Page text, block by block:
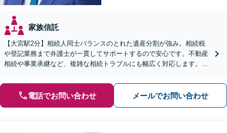
家族信託
【大宮駅2分】相続人同士バランスのとれた遺産分割が強み。相続税
や登記業務まで弁護士が一貫してサポートするので安心です。不動産
相続や事業承継など、複雑な相続トラブルにも幅広く対応します。
電話でお問い合わせ メールでお問い合わせ